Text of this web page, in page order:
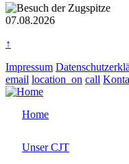
Rasterbild
Zusätzliche Bilder
07.08.2026
↑
Impressum
email location_on call
Home
Unser CJT